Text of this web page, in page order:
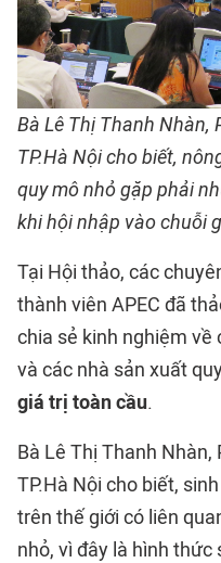
Bà Lê Thị Thanh Nhàn,
TP.Hà Nội cho biết,
quy mô nhỏ gặp phải
khi hội nhập vào chuỗi
Tại Hội thảo, các
thành viên APEC đã
chia sẻ kinh nghiệm về
và các nhà sản xuất
giá trị toàn cầu.
Bà Lê Thị Thanh
TP.Hà Nội cho biết,
trên thế giới có liên
nhỏ, vì đây là hình